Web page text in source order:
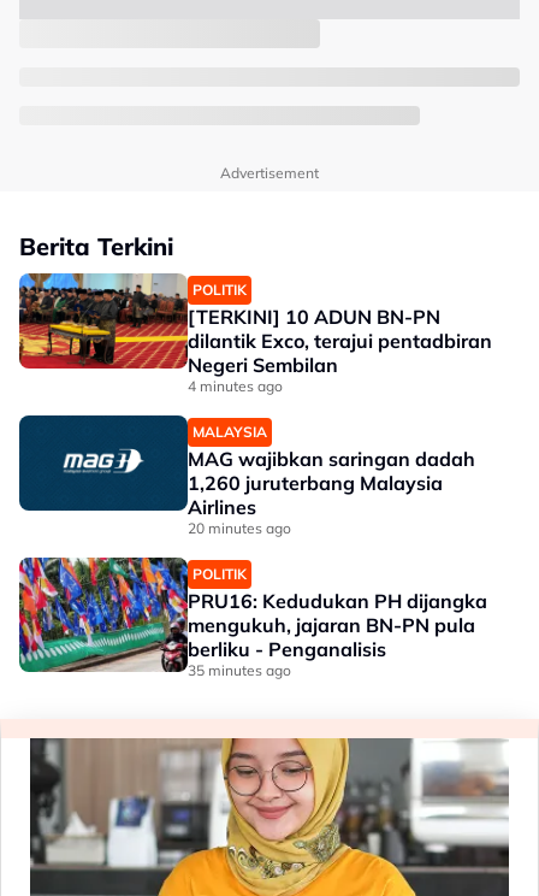
Advertisement
Berita Terkini
POLITIK
[TERKINI] 10 ADUN BN-PN
dilantik Exco, terajui pentadbiran
Negeri Sembilan
4 minutes ago
MALAYSIA
MAG wajibkan saringan dadah
1,260 juruterbang Malaysia
Airlines
20 minutes ago
POLITIK
PRU16: Kedudukan PH dijangka
mengukuh, jajaran BN-PN pula
berliku - Penganalisis
35 minutes ago